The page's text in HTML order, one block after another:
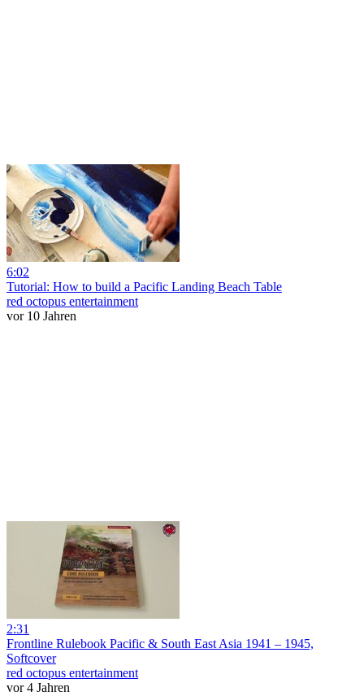
6:02
Tutorial: How to build a Pacific Landing Beach Table
red octopus entertainment
vor 10 Jahren
2:31
Frontline Rulebook Pacific & South East Asia 1941 – 1945,
Softcover
red octopus entertainment
vor 4 Jahren